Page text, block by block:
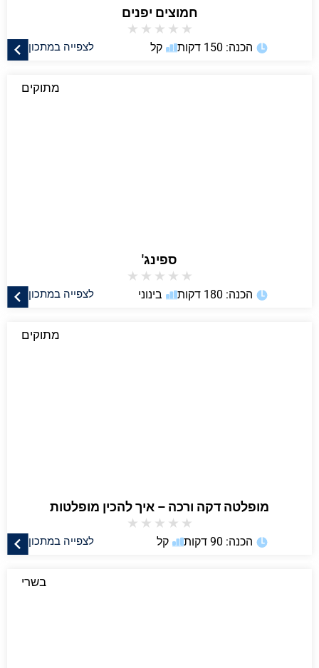
חמוצים יפנים
★
★
★
★
★
לצפייה במתכון הכנה: 150 דקות קל
מתוקים
ספינג'
★
★
★
★
★
לצפייה במתכון הכנה: 180 דקות בינוני
מתוקים
מופלטה דקה ורכה – איך להכין מופלטות
★
★
★
★
★
לצפייה במתכון הכנה: 90 דקות קל
בשרי